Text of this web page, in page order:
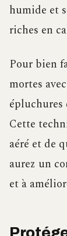
humide et
riches en
Pour bien
mortes
épluchures
Cette
aéré et de
aurez un
et à